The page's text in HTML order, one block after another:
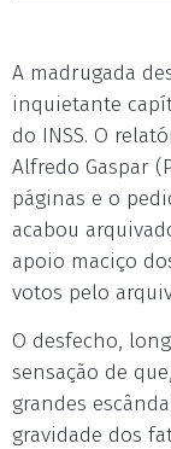
A madrugada
inquietante
do INSS. O
Alfredo Gaspar
páginas e o
acabou
apoio maciço
votos pelo
O desfecho,
sensação de
grandes
gravidade dos